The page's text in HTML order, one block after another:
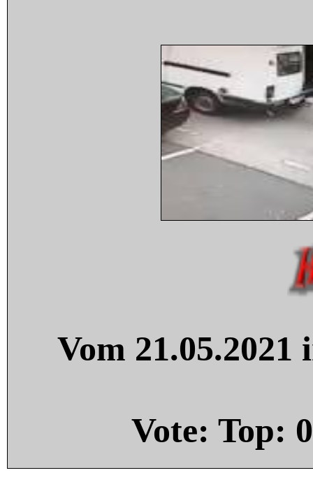
Vom
Vote: Top: 0